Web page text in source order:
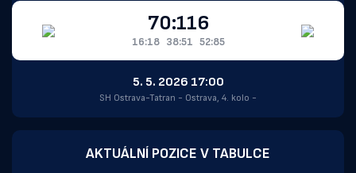
70:116
16:18 38:51 52:85
5. 5. 2026 17:00
SH Ostrava-Tatran - Ostrava, 4. kolo -
AKTUÁLNÍ POZICE V TABULCE